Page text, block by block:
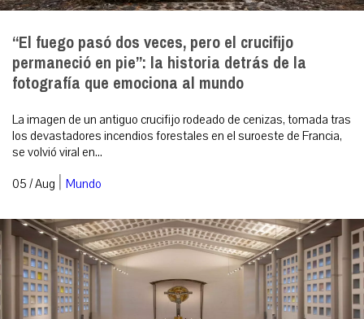
“El fuego pasó dos veces, pero el crucifijo
permaneció en pie”: la historia detrás de la
fotografía que emociona al mundo
La imagen de un antiguo crucifijo rodeado de cenizas, tomada tras
los devastadores incendios forestales en el suroeste de Francia,
se volvió viral en...
05 / Aug | Mundo